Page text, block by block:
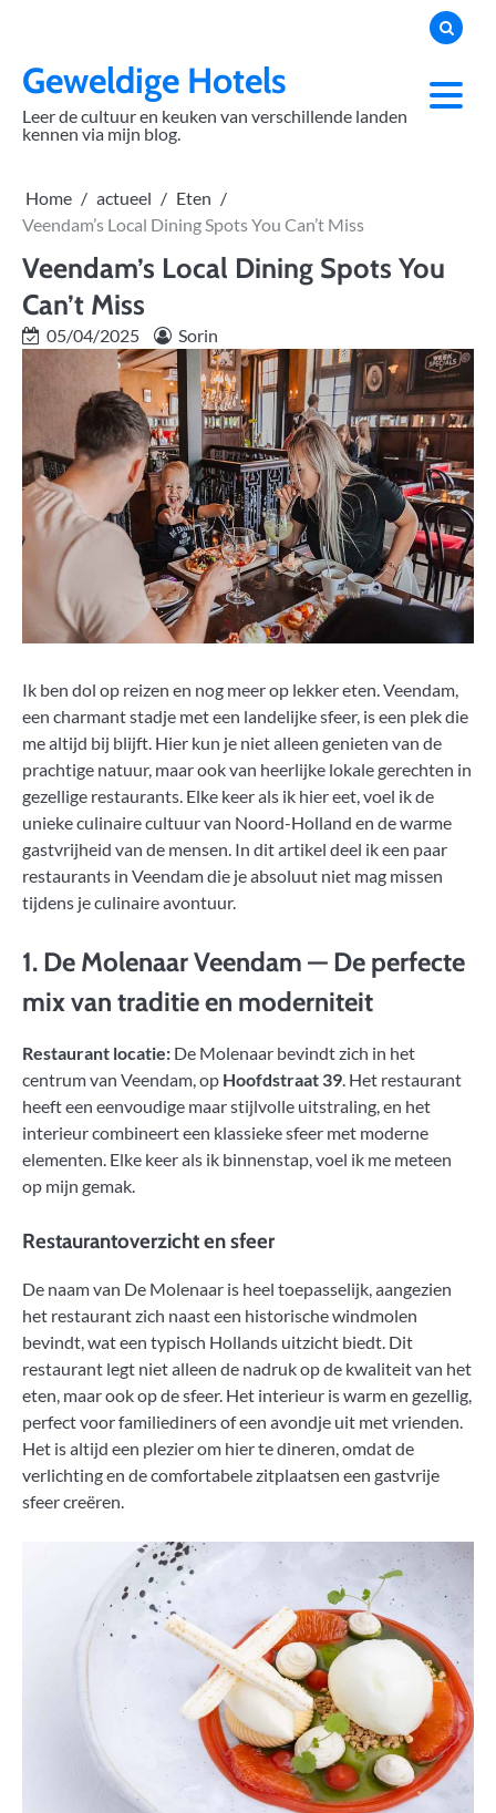
contentGeweldige Hotels
Leer de cultuur en keuken van verschillende landen
kennen via mijn blog.
Home actueel
Eten
Veendam’s Local Dining Spots You Can’t Miss
Veendam’s Local Dining Spots You
Can’t Miss
05/04/2025 Sorin
Ik ben dol op reizen en nog meer op lekker eten. Veendam,
een charmant stadje met een landelijke sfeer, is een plek die
me altijd bij blijft. Hier kun je niet alleen genieten van de
prachtige natuur, maar ook van heerlijke lokale gerechten in
gezellige restaurants. Elke keer als ik hier eet, voel ik de
unieke culinaire cultuur van Noord-Holland en de warme
gastvrijheid van de mensen. In dit artikel deel ik een paar
restaurants in Veendam die je absoluut niet mag missen
tijdens je culinaire avontuur.
1. De Molenaar Veendam — De perfecte
mix van traditie en moderniteit
Restaurant locatie: De Molenaar bevindt zich in het
centrum van Veendam, op Hoofdstraat 39. Het restaurant
heeft een eenvoudige maar stijlvolle uitstraling, en het
interieur combineert een klassieke sfeer met moderne
elementen. Elke keer als ik binnenstap, voel ik me meteen
op mijn gemak.
Restaurantoverzicht en sfeer
De naam van De Molenaar is heel toepasselijk, aangezien
het restaurant zich naast een historische windmolen
bevindt, wat een typisch Hollands uitzicht biedt. Dit
restaurant legt niet alleen de nadruk op de kwaliteit van het
eten, maar ook op de sfeer. Het interieur is warm en gezellig,
perfect voor familiediners of een avondje uit met vrienden.
Het is altijd een plezier om hier te dineren, omdat de
verlichting en de comfortabele zitplaatsen een gastvrije
sfeer creëren.